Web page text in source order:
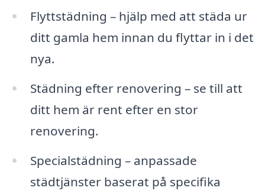
Flyttstädning – hjälp med att städa ur
ditt gamla hem innan du flyttar in i det
nya.
Städning efter renovering – se till att
ditt hem är rent efter en stor
renovering.
Specialstädning – anpassade
städtjänster baserat på specifika